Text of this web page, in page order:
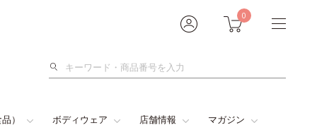
0
検
） ボディウェア 店舗情報 マガジン